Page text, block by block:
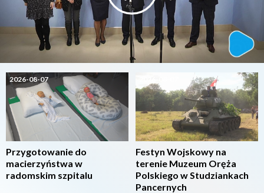
2026-08-07
Przygotowanie do
macierzyństwa w
radomskim szpitalu
Festyn Wojskowy na
terenie Muzeum Oręża
Polskiego w Studziankach
Pancernych